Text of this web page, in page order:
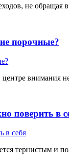
не обращая
порочные?
внимания
поверить в
тернистым и